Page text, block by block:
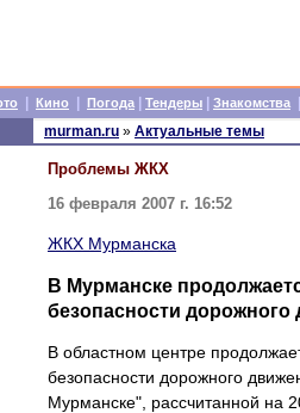
Кино Погода Тендеры Знакомства
murman.ru » Актуальные темы
Проблемы ЖКХ
16 февраля 2007 г. 16:52
ЖКХ Мурманска
В Мурманске
безопасности дорожного
В областном центре
безопасности дорожного
Мурманске", рассчитанной на